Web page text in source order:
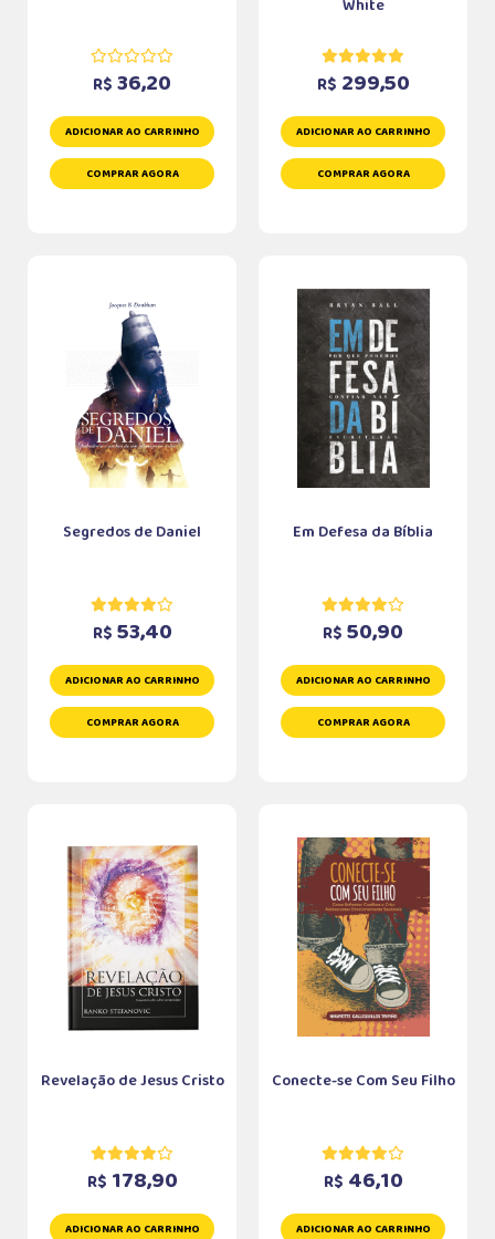
R$ 36,20
ADICIONAR AO CARRINHO
COMPRAR AGORA
White
R$ 299,50
ADICIONAR AO CARRINHO
COMPRAR AGORA
Segredos de Daniel
R$ 53,40
ADICIONAR AO CARRINHO
COMPRAR AGORA
Em Defesa da Bíblia
R$ 50,90
ADICIONAR AO CARRINHO
COMPRAR AGORA
Revelação de Jesus Cristo
R$ 178,90
ADICIONAR AO CARRINHO
Conecte-se Com Seu Filho
R$ 46,10
ADICIONAR AO CARRINHO